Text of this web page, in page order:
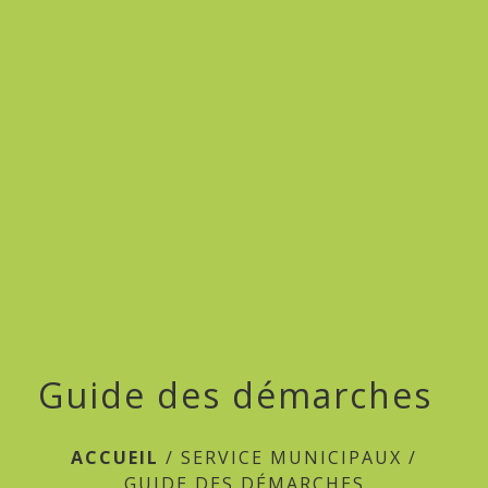
Guide des démarches
ACCUEIL / SERVICE MUNICIPAUX /